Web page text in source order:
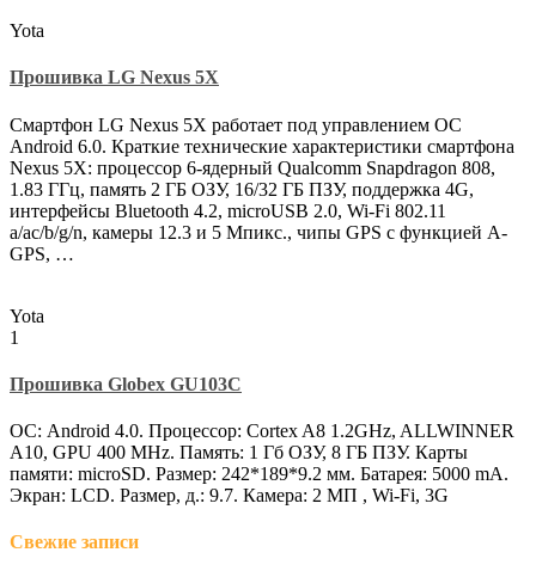
Yota
Прошивка LG Nexus 5X
Смартфон LG Nexus 5X работает под управлением ОС
Android 6.0. Краткие технические характеристики смартфона
Nexus 5X: процессор 6-ядерный Qualcomm Snapdragon 808,
1.83 ГГц, память 2 ГБ ОЗУ, 16/32 ГБ ПЗУ, поддержка 4G,
интерфейсы Bluetooth 4.2, microUSB 2.0, Wi-Fi 802.11
a/ac/b/g/n, камеры 12.3 и 5 Мпикс., чипы GPS с функцией A-
GPS, …
Yota
1
Прошивка Globex GU103C
ОС: Android 4.0. Процессор: Cortex A8 1.2GHz, ALLWINNER
A10, GPU 400 MHz. Память: 1 Гб ОЗУ, 8 ГБ ПЗУ. Карты
памяти: microSD. Размер: 242*189*9.2 мм. Батарея: 5000 mA.
Экран: LCD. Размер, д.: 9.7. Камера: 2 МП , Wi-Fi, 3G
Свежие записи